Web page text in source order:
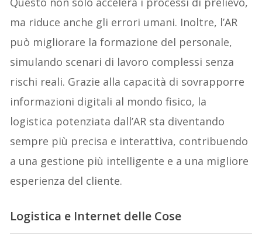
ma riduce anche gli errori umani. Inoltre, l’AR
può migliorare la formazione del personale,
simulando scenari di lavoro complessi senza
rischi reali. Grazie alla capacità di sovrapporre
informazioni digitali al mondo fisico, la
logistica potenziata dall’AR sta diventando
sempre più precisa e interattiva, contribuendo
a una gestione più intelligente e a una migliore
esperienza del cliente.
Logistica e Internet delle Cose